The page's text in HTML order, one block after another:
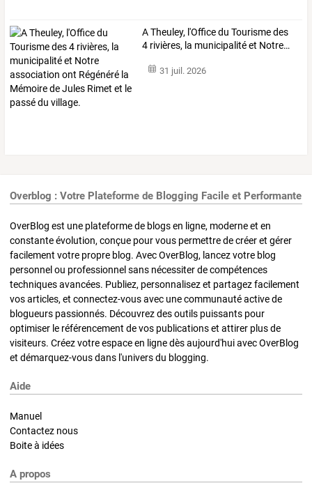
ATheuley, l'Officedu Tourismedes
4 rivières, la municipalitéet Notre…
31 juil. 2026
Overblog : Votre Plateforme de Blogging Facile et Performante
OverBlog est une plateforme de blogs en ligne, moderne et en
constante évolution, conçue pour vous permettre de créer et gérer
facilement votre propre blog. Avec OverBlog, lancez votre blog
personnel ou professionnel sans nécessiter de compétences
techniques avancées. Publiez, personnalisez et partagez facilement
vos articles, et connectez-vous avec une communauté active de
blogueurs passionnés. Découvrez des outils puissants pour
optimiser le référencement de vos publications et attirer plus de
visiteurs. Créez votre espace en ligne dès aujourd'hui avec OverBlog
et démarquez-vous dans l'univers du blogging.
Aide
Manuel
Contactez nous
Boite à idées
A propos